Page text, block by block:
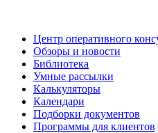
Центр оперативного
Обзоры и новости
Библиотека
Умные рассылки
Калькуляторы
Календари
Подборки документов
Программы для клиентов